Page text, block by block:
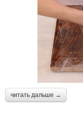
читать дальше →